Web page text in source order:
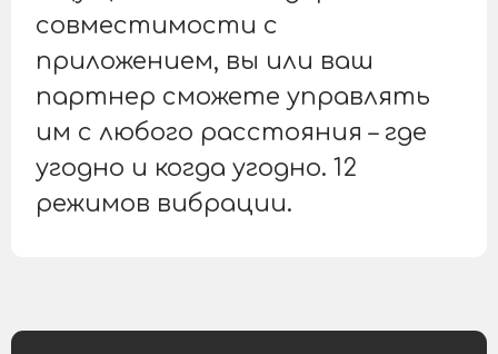
совместимости с
приложением, вы или ваш
партнер сможете управлять
им с любого расстояния – где
угодно и когда угодно. 12
режимов вибрации.